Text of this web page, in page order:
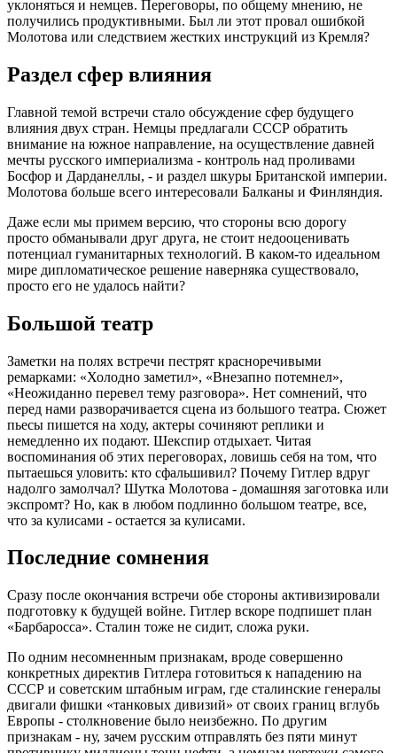
уклоняться и немцев. Переговоры, по общему мнению, не
получились продуктивными. Был ли этот провал ошибкой
Молотова или следствием жестких инструкций из Кремля?
Раздел сфер влияния
Главной темой встречи стало обсуждение сфер будущего
влияния двух стран. Немцы предлагали СССР обратить
внимание на южное направление, на осуществление давней
мечты русского империализма - контроль над проливами
Босфор и Дарданеллы, - и раздел шкуры Британской империи.
Молотова больше всего интересовали Балканы и Финляндия.
Даже если мы примем версию, что стороны всю дорогу
просто обманывали друг друга, не стоит недооценивать
потенциал гуманитарных технологий. В каком-то идеальном
мире дипломатическое решение наверняка существовало,
просто его не удалось найти?
Большой театр
Заметки на полях встречи пестрят красноречивыми
ремарками: «Холодно заметил», «Внезапно потемнел»,
«Неожиданно перевел тему разговора». Нет сомнений, что
перед нами разворачивается сцена из большого театра. Сюжет
пьесы пишется на ходу, актеры сочиняют реплики и
немедленно их подают. Шекспир отдыхает. Читая
воспоминания об этих переговорах, ловишь себя на том, что
пытаешься уловить: кто сфальшивил? Почему Гитлер вдруг
надолго замолчал? Шутка Молотова - домашняя заготовка или
экспромт? Но, как в любом подлинно большом театре, все,
что за кулисами - остается за кулисами.
Последние сомнения
Сразу после окончания встречи обе стороны активизировали
подготовку к будущей войне. Гитлер вскоре подпишет план
«Барбаросса». Сталин тоже не сидит, сложа руки.
По одним несомненным признакам, вроде совершенно
конкретных директив Гитлера готовиться к нападению на
СССР и советским штабным играм, где сталинские генералы
двигали фишки «танковых дивизий» от своих границ вглубь
Европы - столкновение было неизбежно. По другим
признакам - ну, зачем русским отправлять без пяти минут